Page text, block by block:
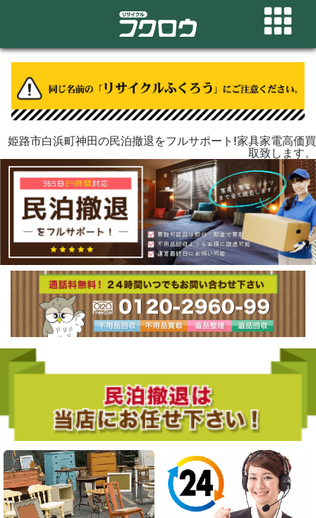
姫路市白浜町神田の民泊撤退をフルサポート!家具家電高価買
取致します。